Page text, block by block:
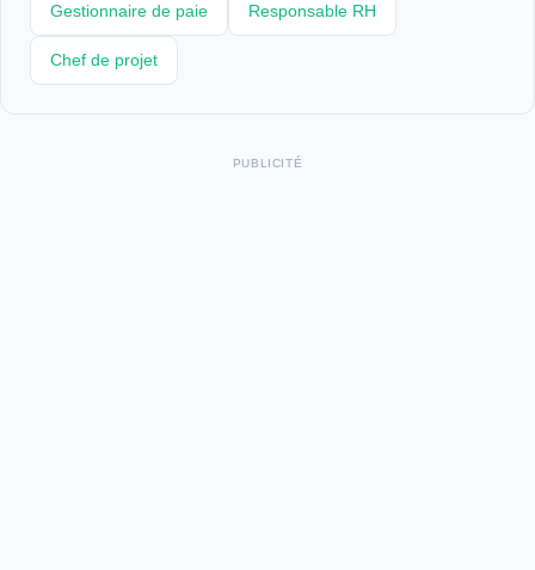
Gestionnaire de paie Responsable RH
Chef de projet
PUBLICITÉ